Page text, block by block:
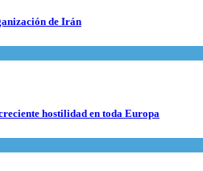
de Irán
hostilidad en toda Europa